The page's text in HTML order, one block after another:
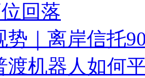
回落
势｜离岸信托
渡机器人如何